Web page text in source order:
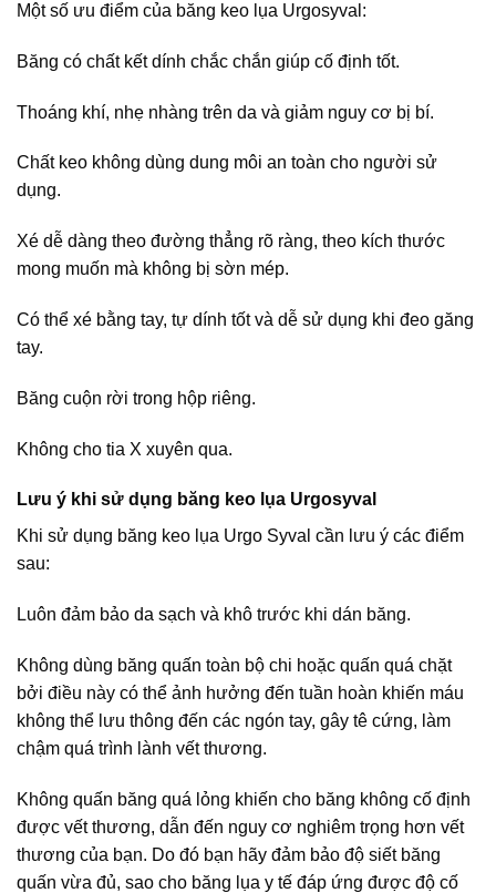
Một số ưu điểm của băng keo lụa Urgosyval:
Băng có chất kết dính chắc chắn giúp cố định tốt.
Thoáng khí, nhẹ nhàng trên da và giảm nguy cơ bị bí.
Chất keo không dùng dung môi an toàn cho người sử
dụng.
Xé dễ dàng theo đường thẳng rõ ràng, theo kích thước
mong muốn mà không bị sờn mép.
Có thể xé bằng tay, tự dính tốt và dễ sử dụng khi đeo găng
tay.
Băng cuộn rời trong hộp riêng.
Không cho tia X xuyên qua.
Lưu ý khi sử dụng băng keo lụa Urgosyval
Khi sử dụng băng keo lụa Urgo Syval cần lưu ý các điểm
sau:
Luôn đảm bảo da sạch và khô trước khi dán băng.
Không dùng băng quấn toàn bộ chi hoặc quấn quá chặt
bởi điều này có thể ảnh hưởng đến tuần hoàn khiến máu
không thể lưu thông đến các ngón tay, gây tê cứng, làm
chậm quá trình lành vết thương.
Không quấn băng quá lỏng khiến cho băng không cố định
được vết thương, dẫn đến nguy cơ nghiêm trọng hơn vết
thương của bạn. Do đó bạn hãy đảm bảo độ siết băng
quấn vừa đủ, sao cho băng lụa y tế đáp ứng được độ cố